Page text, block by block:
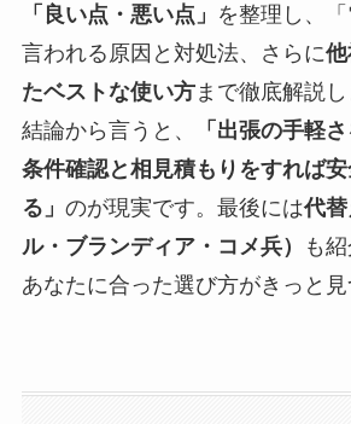
「良い点・悪い点」 を整理し、
言われる原因と対処法、さらに
たベストな使い方まで徹底解説し
結論から言うと、
「出張の手軽
条件確認と相見積もりをすれば
る」 のが現実です。最後には代
ル・ブランディア・コメ兵）
も
あなたに合った選び方がきっと見